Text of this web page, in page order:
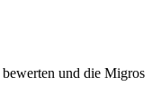
und die Migros